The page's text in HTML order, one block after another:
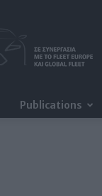
Publications